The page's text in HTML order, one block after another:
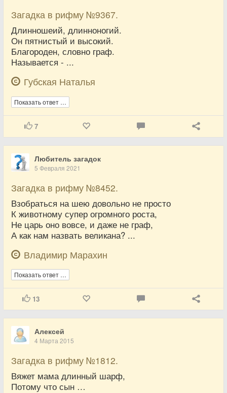
Загадка в рифму №9367.
Длинношеий, длинноногий.
Он пятнистый и высокий.
Благороден, словно граф.
Называется - ...
Губская Наталья
Показать ответ …
7
Любитель загадок
5 Февраля 2021
Загадка в рифму №8452.
Взобраться на шею довольно не просто
К животному супер огромного роста,
Не царь оно вовсе, и даже не граф,
А как нам назвать великана? ...
Владимир Марахин
Показать ответ …
13
Алексей
4 Марта 2015
Загадка в рифму №1812.
Вяжет мама длинный шарф,
Потому что сын …